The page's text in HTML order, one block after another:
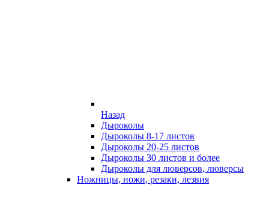
Назад
Дыроколы
Дыроколы 8-17 листов
Дыроколы 20-25 листов
Дыроколы 30 листов и более
Дыроколы для люверсов, люверсы
Ножницы, ножи, резаки, лезвия